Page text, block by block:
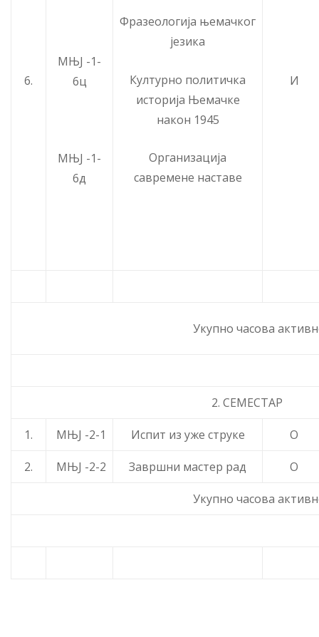
6.
МЊЈ -1-
6ц
МЊЈ -1-
6д
Фразеологија њемачког
језика
Културно политичка
историја Њемачке
након 1945
Организација
савременe наставe
И
Укупно часова
2. СЕМЕСТАР
1. МЊЈ -2-1 Испит из уже струке О
2. МЊЈ -2-2 Завршни мастер рад О
Укупно часова